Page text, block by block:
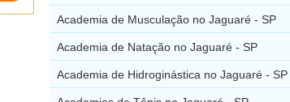
Academia de Musculação no Jaguaré - SP
Academia de Natação no Jaguaré - SP
Academia de Hidroginástica no Jaguaré - SP